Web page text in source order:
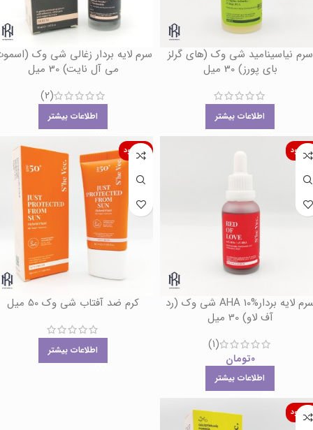
سرم نیاسینامید شی وک (های گرلز
بای پورز) 30 میل
اطلاعات بیشتر
سرم لایه بردار زغالی شی وک
می آل نایت) 30 میل
(2)
اطلاعات بیشتر
سرم لایه بردارAHA 10% شی وک (رد
آف لاو) 30 میل
(1)
0تومان
اطلاعات بیشتر
ناموجود
کرم ضد آفتاب شی وک 50 میل
اطلاعات بیشتر